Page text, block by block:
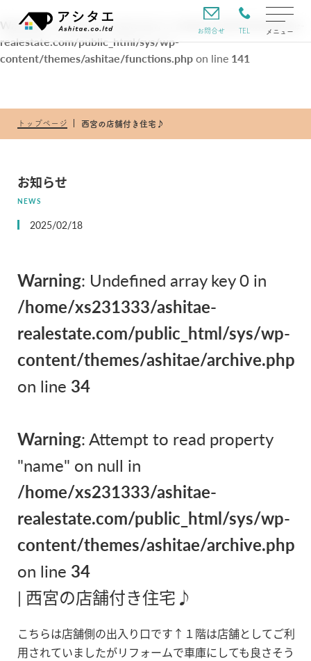
Warning: Undefined variable $url in
/home/xs231333/ashitae-
realestate.com/public_html/sys/wp-
content/themes/ashitae/functions.phpon line 141
お問合せ TEL メニュー
トップページ 西宮の店舗付き住宅♪
お知らせ
NEWS
2025/02/18
Warning: Undefined array key 0 in
/home/xs231333/ashitae-
realestate.com/public_html/sys/wp-
content/themes/ashitae/archive.php
on line 34
Warning: Attempt to read property
"name" on null in
/home/xs231333/ashitae-
realestate.com/public_html/sys/wp-
content/themes/ashitae/archive.php
on line 34
| 西宮の店舗付き住宅♪
こちらは店舗側の出入り口です↑１階は店舗としてご利
用されていましたがリフォームで車庫にしても良さそう